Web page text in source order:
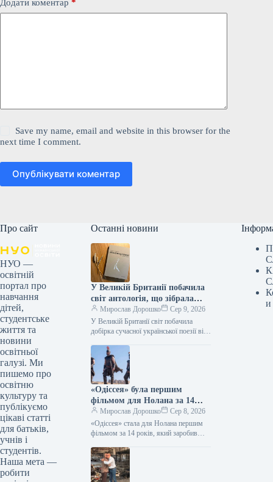
Додати коментар *
Save my name, email and website in this browser for the
next time I comment.
Опублікувати коментар
Про сайт
НУО —
освітній
портал про
навчання
дітей,
студентське
життя та
новини
освітньої
галузі. Ми
пишемо про
освітню
культуру та
публікуємо
цікаві статті
для батьків,
учнів і
студентів.
Наша мета —
робити
Останні новини
У Великій Британії побачила
світ антологія, що зібрала
твори дванадцяти
українських поетес, а у Швеції
видано збірку текстів
Мирослав Дорошко
Сер 9, 2026
У Великій Британії світ побачила
добірка сучасної української поезії від
Ukrainian Women’s Poetry. До…
«Одіссея» була першим
фільмом для Нолана за 14
років, який подолав позначку
в $1 мільярд зібраних коштів.
Мирослав Дорошко
Сер 8, 2026
«Одіссея» стала для Нолана першим
фільмом за 14 років, який заробив
Укрінформ Стрічка Крістофера
Нолана…
и